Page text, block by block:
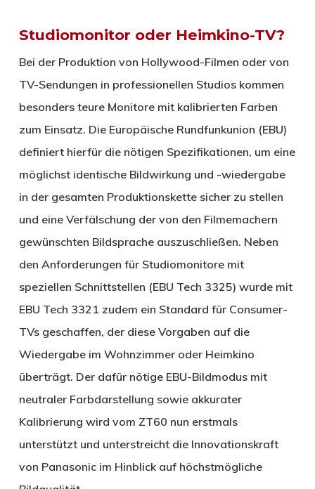
Studiomonitor oder Heimkino-TV?
Bei der Produktion von Hollywood-Filmen oder von
TV-Sendungen in professionellen Studios kommen
besonders teure Monitore mit kalibrierten Farben
zum Einsatz. Die Europäische Rundfunkunion (EBU)
definiert hierfür die nötigen Spezifikationen, um eine
möglichst identische Bildwirkung und -wiedergabe
in der gesamten Produktionskette sicher zu stellen
und eine Verfälschung der von den Filmemachern
gewünschten Bildsprache auszuschließen. Neben
den Anforderungen für Studiomonitore mit
speziellen Schnittstellen (EBU Tech 3325) wurde mit
EBU Tech 3321 zudem ein Standard für Consumer-
TVs geschaffen, der diese Vorgaben auf die
Wiedergabe im Wohnzimmer oder Heimkino
überträgt. Der dafür nötige EBU-Bildmodus mit
neutraler Farbdarstellung sowie akkurater
Kalibrierung wird vom ZT60 nun erstmals
unterstützt und unterstreicht die Innovationskraft
von Panasonic im Hinblick auf höchstmögliche